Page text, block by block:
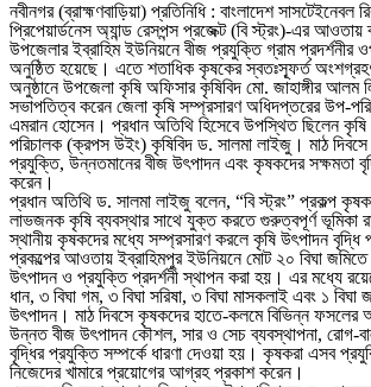
নবীনগর (ব্রাহ্মণবাড়িয়া) প্রতিনিধি : বাংলাদেশ সাসটেইনেবল
প্রিপেয়ার্ডনেস অ্যান্ড রেসপন্স প্রজেক্ট (বি স্ট্রং)-এর আওতায়
উপজেলার ইব্রাহিম ইউনিয়নে বীজ প্রযুক্তি গ্রাম প্রদর্শনীর
অনুষ্ঠিত হয়েছে। এতে শতাধিক কৃষকের স্বতঃস্ফূর্ত
অনুষ্ঠানে উপজেলা কৃষি অফিসার কৃষিবিদ মো. জাহাঙ্গীর আলম
সভাপতিত্ব করেন জেলা কৃষি সম্প্রসারণ অধিদপ্তরের উপ-
এমরান হোসেন। প্রধান অতিথি হিসেবে উপস্থিত ছিলেন
পরিচালক (ক্রপস উইং) কৃষিবিদ ড. সালমা লাইজু। মাঠ
প্রযুক্তি, উন্নতমানের বীজ উৎপাদন এবং কৃষকদের সক্ষমতা
করেন।
প্রধান অতিথি ড. সালমা লাইজু বলেন, “বি স্ট্রং” প্রকল্প
লাভজনক কৃষি ব্যবস্থার সাথে যুক্ত করতে গুরুত্বপূর্ণ ভূমিকা
স্থানীয় কৃষকদের মধ্যে সম্প্রসারণ করলে কৃষি উৎপাদন বৃদ্ধি
প্রকল্পের আওতায় ইব্রাহিমপুর ইউনিয়নে মোট ২০ বিঘা
উৎপাদন ও প্রযুক্তি প্রদর্শনী স্থাপন করা হয়। এর মধ্যে
ধান, ৩ বিঘা গম, ৩ বিঘা সরিষা, ৩ বিঘা মাসকলাই এবং ১ বিঘা
উৎপাদন। মাঠ দিবসে কৃষকদের হাতে-কলমে বিভিন্ন ফসলের
উন্নত বীজ উৎপাদন কৌশল, সার ও সেচ ব্যবস্থাপনা, রোগ-
বৃদ্ধির প্রযুক্তি সম্পর্কে ধারণা দেওয়া হয়। কৃষকরা এসব
নিজেদের খামারে প্রয়োগের আগ্রহ প্রকাশ করেন।